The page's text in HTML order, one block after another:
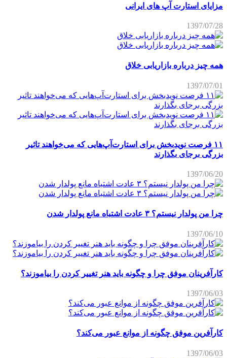
مزایای استارت آپ های ایرانی
1397/07/28
همه چیز درباره بازاریابی خلاق
1397/07/01
۱۱ فرصت نویدبخش برای استارت‌آپ‌هایی که می‌خواهند تاثیر
بزرگی برجای بگذارند
1397/06/20
چرا من پولدار نیستم؟ ۳ عادت اشتباه مانع پولدار شدن
1397/06/10
کارآفرینان موفق چرا و چگونه باید هنر تغییر کردن را بیاموزند؟
1397/06/03
کارآفرین موفق چگونه از موانع عبور می‌کند؟
1397/06/03